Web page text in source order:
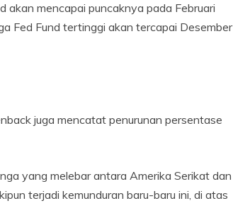
akan mencapai puncaknya pada Februari
Fed Fund tertinggi akan tercapai Desember
juga mencatat penurunan persentase
yang melebar antara Amerika Serikat dan
terjadi kemunduran baru-baru ini, di atas